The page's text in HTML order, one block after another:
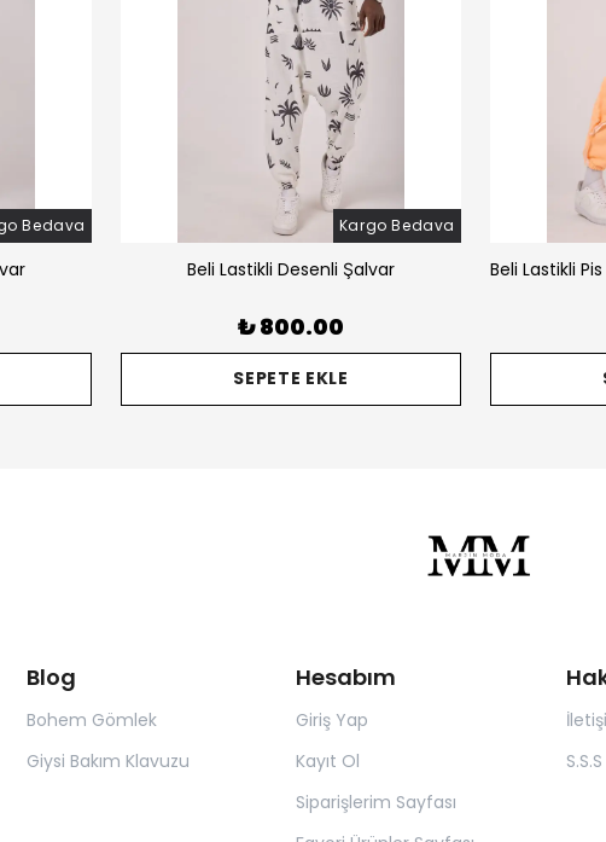
Bedava Kargo Bedava
Beli Lastikli Desenli Şalvar
₺ 800.00
SEPETE EKLE
Beli Lastikli
Blog
Bohem Gömlek
Giysi Bakım Klavuzu
Hesabım
Giriş Yap
Kayıt Ol
Siparişlerim Sayfası
S.S.S